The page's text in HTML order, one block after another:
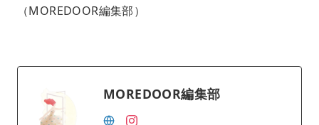
（MOREDOOR編集部）
MOREDOOR編集部